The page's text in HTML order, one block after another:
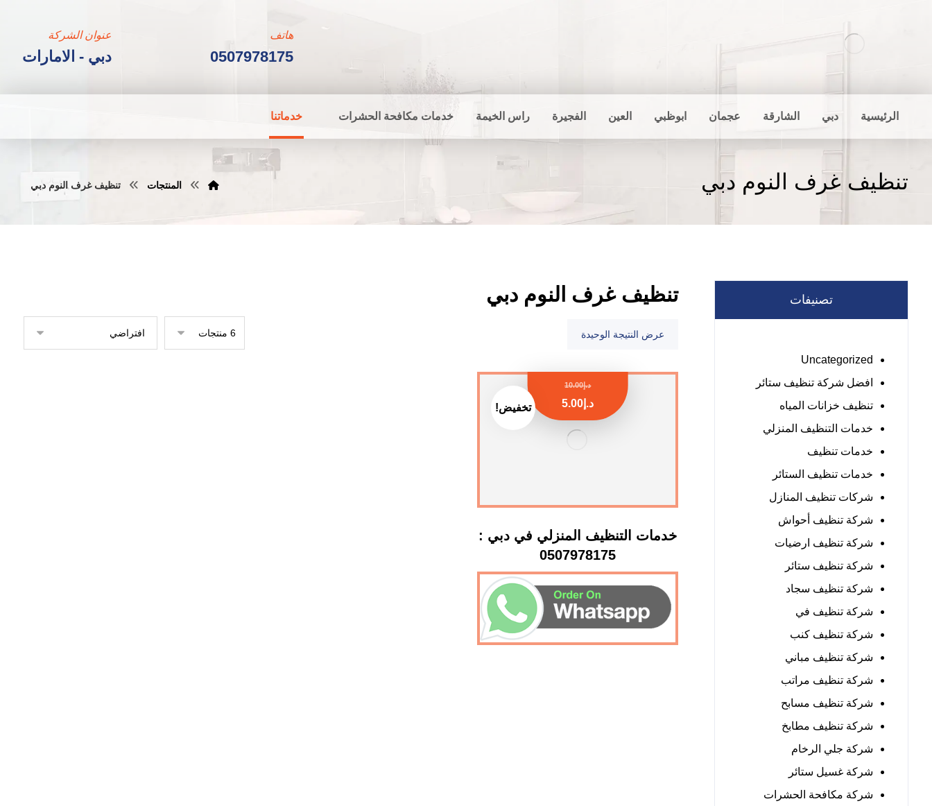
عنوان الشركة
دبي - الامارات
هاتف
0507978175
الرئيسية دبي الشارقة عجمان ابوظبي العين الفجيرة راس الخيمة خدمات مكافحة الحشرات خدماتنا
تنظيف غرف النوم دبي المنتجات تنظيف غرف النوم دبي
تنظيف غرف النوم دبي
عرض النتيجة الوحيدة
تخفيض!
خدمات التنظيف المنزلي في دبي :
0507978175
د.إ10.00
د.إ 5.00
تصنيفات
Uncategorized
افضل شركة تنظيف ستائر
تنظيف خزانات المياه
خدمات التنظيف المنزلي
خدمات تنظيف
خدمات تنظيف الستائر
شركات تنظيف المنازل
شركة تنظيف أحواش
شركة تنظيف ارضيات
شركة تنظيف ستائر
شركة تنظيف سجاد
شركة تنظيف في
شركة تنظيف كنب
شركة تنظيف مباني
شركة تنظيف مراتب
شركة تنظيف مسابح
شركة تنظيف مطابخ
شركة جلي الرخام
شركة غسيل ستائر
شركة مكافحة الحشرات